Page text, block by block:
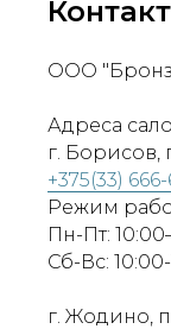
ООО
Адреса
г.
+375(33)
Режим
Пн-Пт:
Сб-Вс:
г. Жодино,